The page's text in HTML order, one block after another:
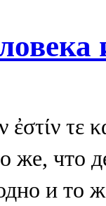
τε
же, что
и то